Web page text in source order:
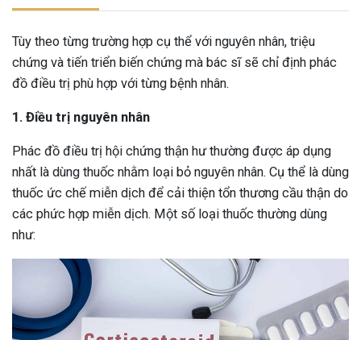
Tùy theo từng trường hợp cụ thể với nguyên nhân, triệu
chứng và tiến triển biến chứng mà bác sĩ sẽ chỉ định phác
đồ điều trị phù hợp với từng bệnh nhân.
1. Điều trị nguyên nhân
Phác đồ điều trị hội chứng thận hư thường được áp dụng
nhất là dùng thuốc nhằm loại bỏ nguyên nhân. Cụ thể là dùng
thuốc ức chế miễn dịch để cải thiện tổn thương cầu thận do
các phức hợp miễn dịch. Một số loại thuốc thường dùng
như: